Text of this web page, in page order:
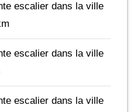
escalier dans la ville
escalier dans la ville
escalier dans la ville